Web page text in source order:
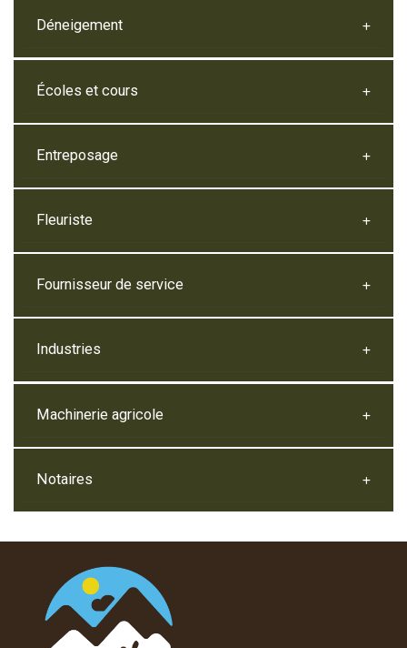
Déneigement
Écoles et cours
Entreposage
Fleuriste
Fournisseur de service
Industries
Machinerie agricole
Notaires